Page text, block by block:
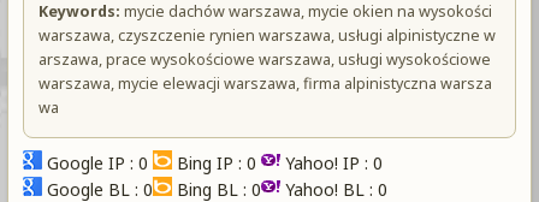
Keywords: mycie dachów warszawa, mycie okien na wysokości
warszawa, czyszczenie rynien warszawa, usługi alpinistyczne w
arszawa, prace wysokościowe warszawa, usługi wysokościowe
warszawa, mycie elewacji warszawa, firma alpinistyczna warsza
wa
Google IP : 0 Bing IP : 0
Yahoo! IP : 0
Google BL : 0
Bing BL : 0 Yahoo! BL : 0